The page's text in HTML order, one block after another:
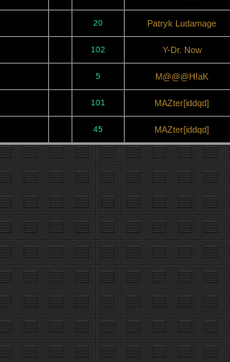
20 Patryk Ludamage
102 Y-Dr. Now
5 M@@@H!aK
101 MAZter[iddqd]
45 MAZter[iddqd]